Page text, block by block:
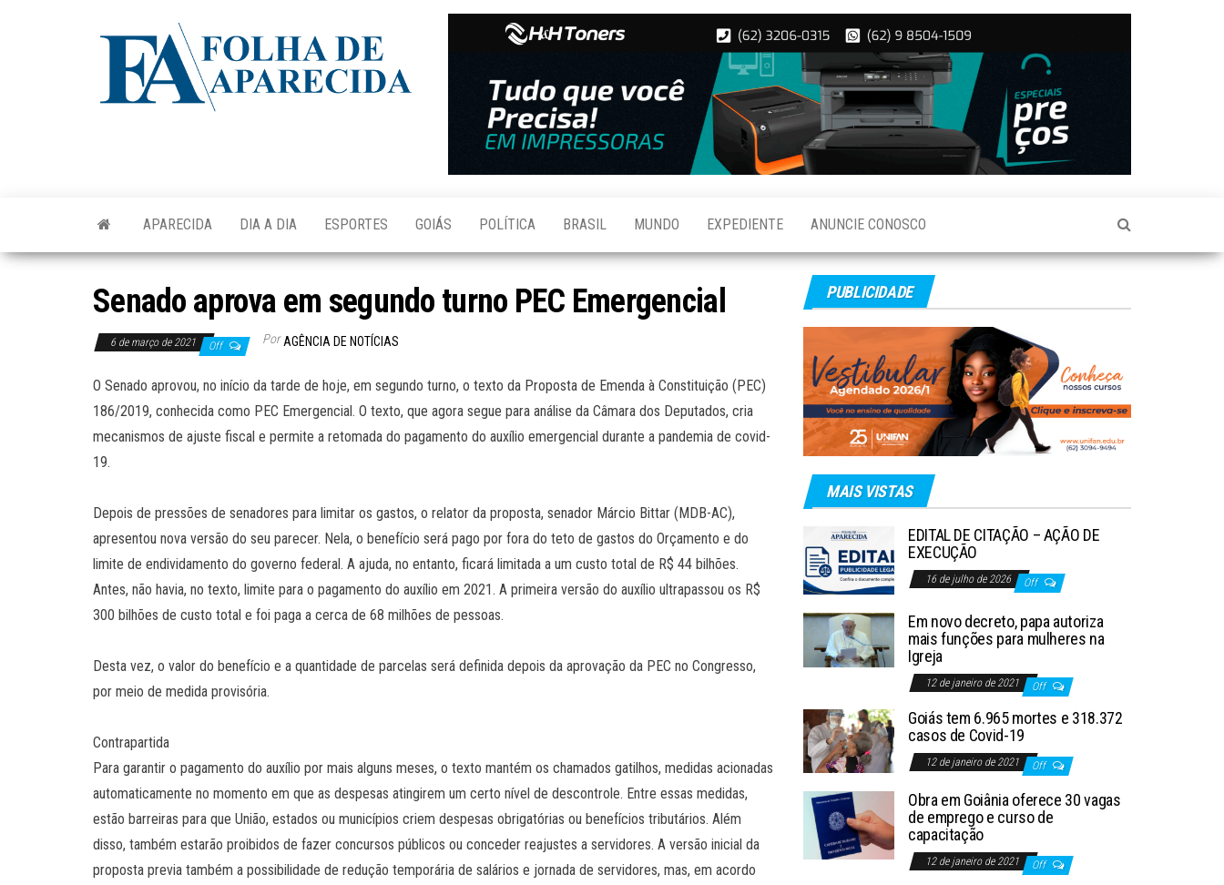
Aparecida
APARECIDA DIA A DIA ESPORTES GOIÁS POLÍTICA BRASIL MUNDO EXPEDIENTE ANUNCIE CONOSCO
Senado aprova em segundo turno PEC Emergencial
6 de março de 2021 Off Por AGÊNCIA DE NOTÍCIAS
O Senado aprovou, no início da tarde de hoje, em segundo turno, o texto da Proposta de Emenda à Constituição (PEC)
186/2019, conhecida como PEC Emergencial. O texto, que agora segue para análise da Câmara dos Deputados, cria
mecanismos de ajuste fiscal e permite a retomada do pagamento do auxílio emergencial durante a pandemia de covid-
19.
Depois de pressões de senadores para limitar os gastos, o relator da proposta, senador Márcio Bittar (MDB-AC),
apresentou nova versão do seu parecer. Nela, o benefício será pago por fora do teto de gastos do Orçamento e do
limite de endividamento do governo federal. A ajuda, no entanto, ficará limitada a um custo total de R$ 44 bilhões.
Antes, não havia, no texto, limite para o pagamento do auxílio em 2021. A primeira versão do auxílio ultrapassou os R$
300 bilhões de custo total e foi paga a cerca de 68 milhões de pessoas.
Desta vez, o valor do benefício e a quantidade de parcelas será definida depois da aprovação da PEC no Congresso,
por meio de medida provisória.
Contrapartida
Para garantir o pagamento do auxílio por mais alguns meses, o texto mantém os chamados gatilhos, medidas acionadas
automaticamente no momento em que as despesas atingirem um certo nível de descontrole. Entre essas medidas,
estão barreiras para que União, estados ou municípios criem despesas obrigatórias ou benefícios tributários. Além
disso, também estarão proibidos de fazer concursos públicos ou conceder reajustes a servidores. A versão inicial da
proposta previa também a possibilidade de redução temporária de salários e jornada de servidores, mas, em acordo
PUBLICIDADE
MAIS VISTAS
EDITAL DE CITAÇÃO – AÇÃO DE
EXECUÇÃO
16 de julho de 2026 Off
Em novo decreto, papa autoriza
mais funções para mulheres na
Igreja
12 de janeiro de 2021 Off
Goiás tem 6.965 mortes e 318.372
casos de Covid-19
12 de janeiro de 2021 Off
Obra em Goiânia oferece 30 vagas
de emprego e curso de
capacitação
12 de janeiro de 2021 Off